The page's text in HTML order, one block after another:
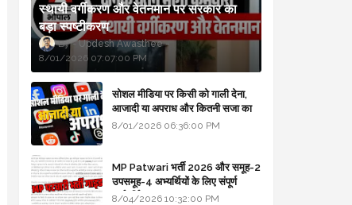
स्थायी वर्गीकरण और वेतनमान पर सरकार का
बड़ा स्पष्टीकरण
Updesh Awasthee
8/01/2026 07:07:00 PM
सोशल मीडिया पर किसी को गाली देना,
आजादी या अपराध और कितनी सजा का
प्रावधान - free legal advice
8/01/2026 06:36:00 PM
MP Patwari भर्ती 2026 और समूह-2
उपसमूह-4 अभ्यर्थियों के लिए संपूर्ण
मार्गदर्शिका
8/04/2026 10:32:00 PM